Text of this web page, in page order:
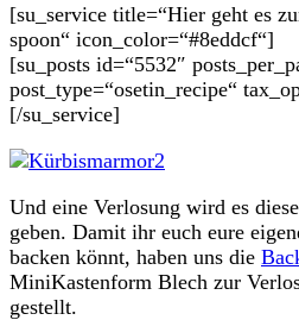
[su_service title=“Hier geht es
spoon“ icon_color=“#8eddcf“]
[su_posts id=“5532″
post_type=“osetin_recipe“
[/su_service]
Und eine Verlosung wird es
geben. Damit ihr euch eure
backen könnt, haben uns die
MiniKastenform Blech zur
gestellt.